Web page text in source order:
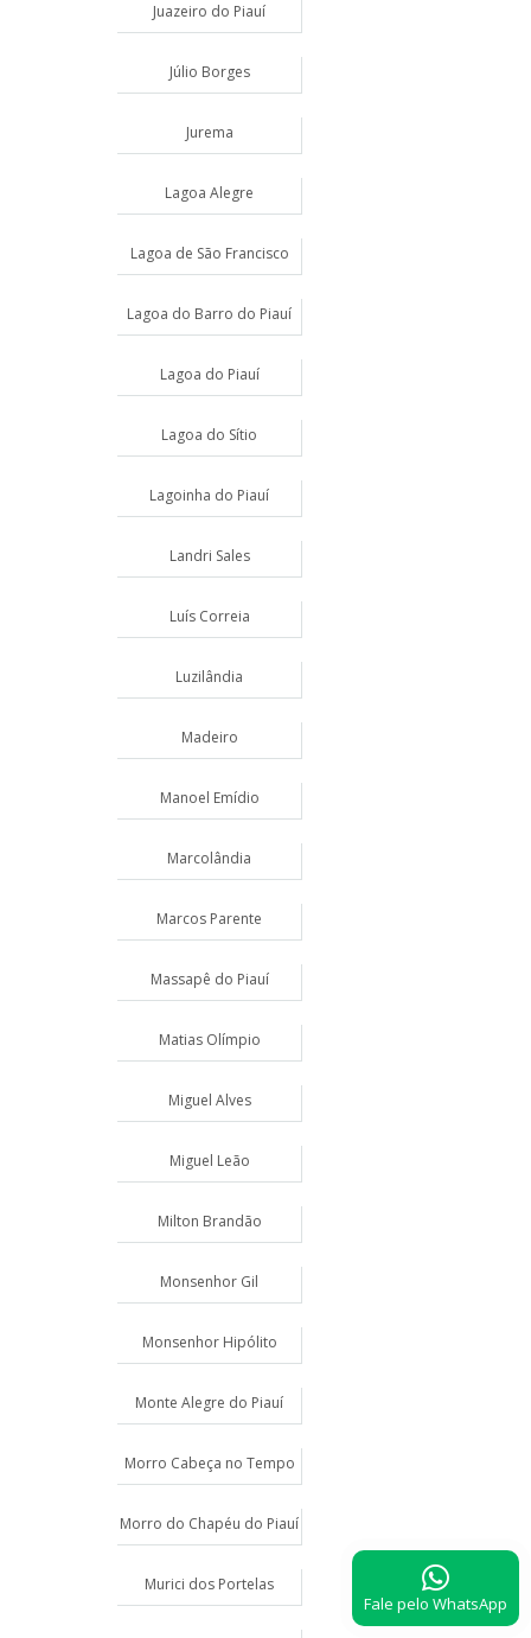
Juazeiro do Piauí
Júlio Borges
Jurema
Lagoa Alegre
Lagoa de São Francisco
Lagoa do Barro do Piauí
Lagoa do Piauí
Lagoa do Sítio
Lagoinha do Piauí
Landri Sales
Luís Correia
Luzilândia
Madeiro
Manoel Emídio
Marcolândia
Marcos Parente
Massapê do Piauí
Matias Olímpio
Miguel Alves
Miguel Leão
Milton Brandão
Monsenhor Gil
Monsenhor Hipólito
Monte Alegre do Piauí
Morro Cabeça no Tempo
Morro do Chapéu do Piauí
Murici dos Portelas
Fale pelo WhatsApp